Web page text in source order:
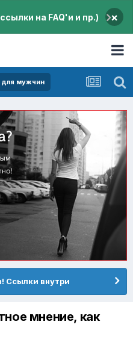
на FAQ'и и пр.) ×
для мужчин
Ссылки внутри
мнение, как